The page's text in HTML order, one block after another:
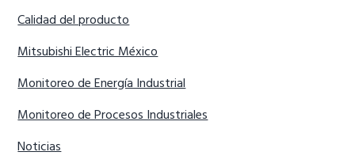
Calidad del producto
Mitsubishi Electric México
Monitoreo de Energía Industrial
Monitoreo de Procesos Industriales
Noticias